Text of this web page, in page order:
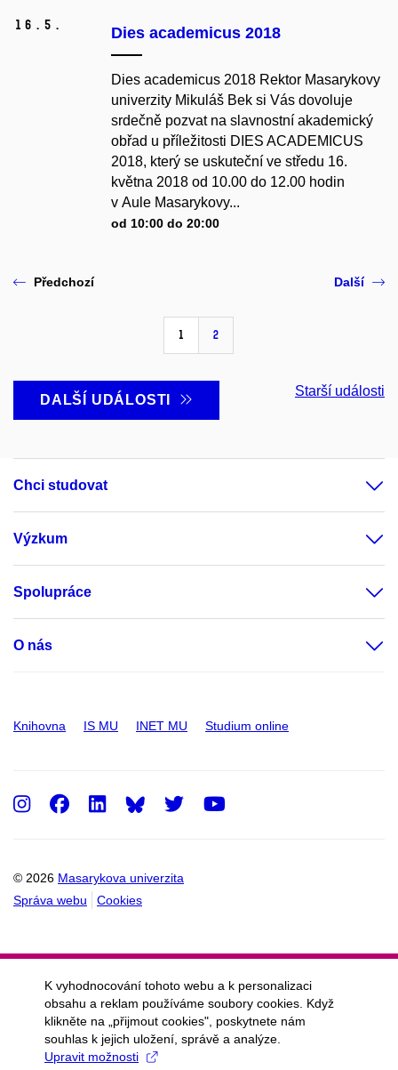
16. 5. Dies academicus 2018
Dies academicus 2018 Rektor Masarykovy
univerzity Mikuláš Bek si Vás dovoluje
srdečně pozvat na slavnostní akademický
obřad u příležitosti DIES ACADEMICUS
2018, který se uskuteční ve středu 16.
května 2018 od 10.00 do 12.00 hodin
v Aule Masarykovy...
od 10:00 do 20:00
Předchozí
1 2
Další
DALŠÍ UDÁLOSTI
Starší události
Chci studovat
Výzkum
Spolupráce
O nás
Knihovna IS MU INET MU Studium online
© 2026 Masarykova univerzita
Správa webu
Cookies
Instagram
Facebook
LinkedInTwitter
K vyhodnocování tohoto webu a k personalizaci
obsahu a reklam používáme soubory cookies. Když
klikněte na „přijmout cookies", poskytnete nám
souhlas k jejich uložení, správě a analýze.
Upravit možnosti